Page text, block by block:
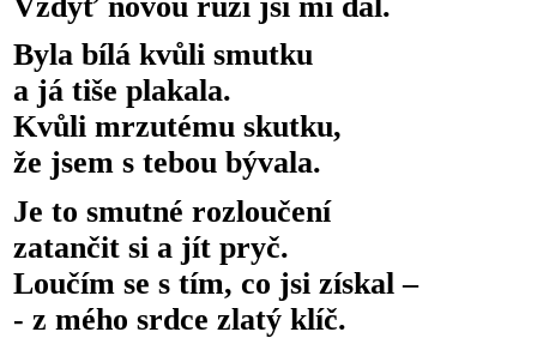
Byla bílá kvůli smutku
a já tiše plakala.
Kvůli mrzutému skutku,
že jsem s tebou bývala.
Je to smutné rozloučení
zatančit si a jít pryč.
Loučím se s tím, co jsi získal –
- z mého srdce zlatý klíč.